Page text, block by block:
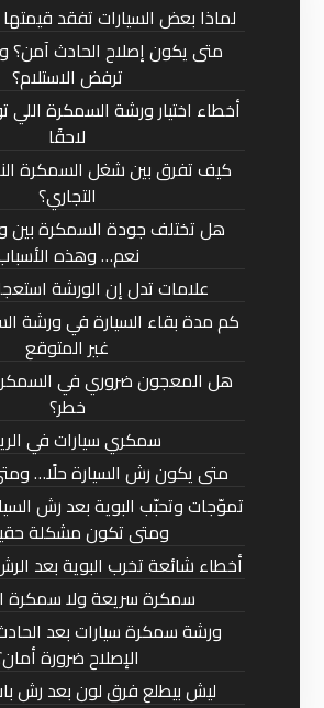
لماذا بعض السيارات تفقد
متى يكون إصلاح الحادث
ترفض الاستلام؟
أخطاء اختيار ورشة السمكرة
لاحقًا
كيف تفرق بين شغل السمكرة
التجاري؟
هل تختلف جودة السمكرة بين
نعم… وهذه
علامات تدل إن الورشة
كم مدة بقاء السيارة في ورشة
غير المتوقع
هل المعجون ضروري في
خطر؟
سمكري سيارات في
متى يكون رش السيارة حلًا…
تموّجات وتحبّب البوية بعد رش
ومتى تكون مشكلة
أخطاء شائعة تخرب البوية بعد
سمكرة سريعة ولا سمكرة
ورشة سمكرة سيارات بعد
الإصلاح ضرورة
ليش بيطلع فرق لون بعد رش